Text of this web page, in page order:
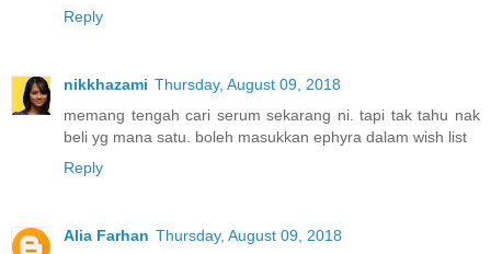
Reply
nikkhazami Thursday, August 09, 2018
memang tengah cari serum sekarang ni. tapi tak tahu nak
beli yg mana satu. boleh masukkan ephyra dalam wish list
Reply
Alia Farhan Thursday, August 09, 2018